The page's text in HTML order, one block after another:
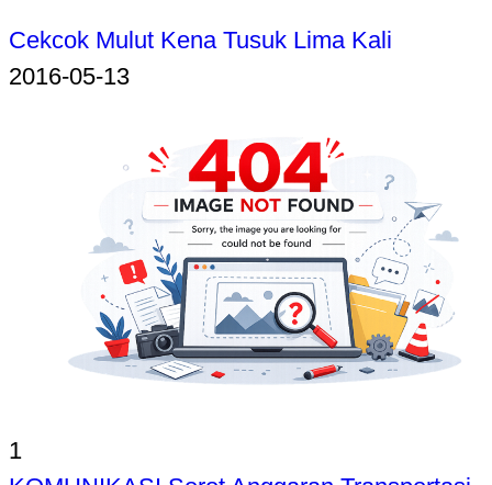
Cekcok Mulut Kena Tusuk Lima Kali
2016-05-13
1